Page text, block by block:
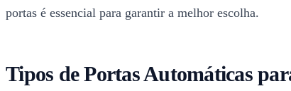
portas é essencial para garantir a melhor escolha.
Tipos de Portas Automáticas